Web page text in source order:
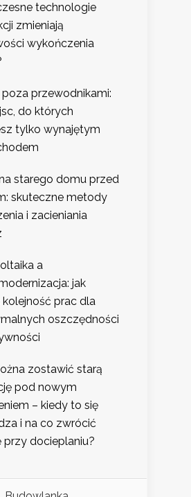
technologie
zmieniają
wykończenia
poza przewodnikami:
do których
tylko wynajętym
starego domu przed
skuteczne metody
i zacieniania
a
jak
prac dla
oszczędności
zostawić starą
pod nowym
– kiedy to się
i na co zwrócić
przy docieplaniu?